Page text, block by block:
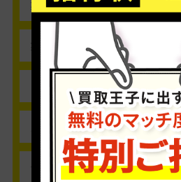
〒470-1132
愛知県豊明市間米町敷田
買取王子 買取センター 宛
送料は買取王子が負担しますので
さい。佐川急便以外の場合は受け取
す。
ましてはインターネットから
ますが、こちらが登録・アッ
合には、身分証のコピーを買
までお送りください。
集荷の日時を変更してください
集荷の日時の変更はご予定の
イページより承ります。 当日
者（佐川急便）まで、お問い
■佐川急便 名古屋南営業所
0562-44-1140
受付時間：8:00～19:00（年
当日・直前への変更はお受けでき
集荷の連絡先を教えてくださ
集荷に来ないなどのお問い合
下までお願いします。
■佐川急便 名古屋南営業所
0562-44-1140
受付時間：8:00～19:00（年
申込した箱数が増えました/減
売りたい箱数が変更になった
同封いただくか、メールにて
さい。
買取箱（ダンボール）が余り
余剰となりました買取箱（ダ
以降にご利用いただくか、不
発送用の送り状はどうしたら